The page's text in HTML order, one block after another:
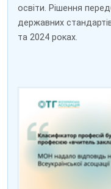
освіти. Рішення
державних
та 2024 роках.